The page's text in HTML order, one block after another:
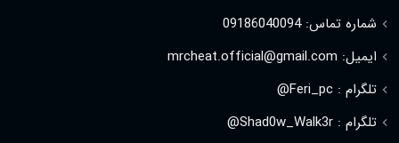
شماره تماس: 09186040094
ایمیل: mrcheat.official@gmail.com
تلگرام : Feri_pc@
تلگرام : Shad0w_Walk3r@